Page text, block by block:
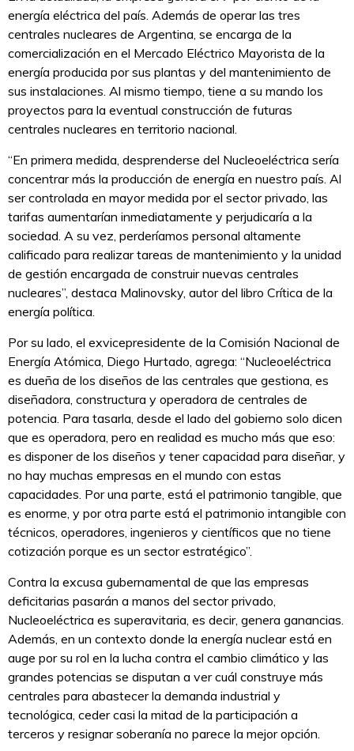
energía eléctrica del país. Además de operar las tres
centrales nucleares de Argentina, se encarga de la
comercialización en el Mercado Eléctrico Mayorista de la
energía producida por sus plantas y del mantenimiento de
sus instalaciones. Al mismo tiempo, tiene a su mando los
proyectos para la eventual construcción de futuras
centrales nucleares en territorio nacional.
“En primera medida, desprenderse del Nucleoeléctrica sería
concentrar más la producción de energía en nuestro país. Al
ser controlada en mayor medida por el sector privado, las
tarifas aumentarían inmediatamente y perjudicaría a la
sociedad. A su vez, perderíamos personal altamente
calificado para realizar tareas de mantenimiento y la unidad
de gestión encargada de construir nuevas centrales
nucleares”, destaca Malinovsky, autor del libro Crítica de la
energía política.
Por su lado, el exvicepresidente de la Comisión Nacional de
Energía Atómica, Diego Hurtado, agrega: “Nucleoeléctrica
es dueña de los diseños de las centrales que gestiona, es
diseñadora, constructura y operadora de centrales de
potencia. Para tasarla, desde el lado del gobierno solo dicen
que es operadora, pero en realidad es mucho más que eso:
es disponer de los diseños y tener capacidad para diseñar, y
no hay muchas empresas en el mundo con estas
capacidades. Por una parte, está el patrimonio tangible, que
es enorme, y por otra parte está el patrimonio intangible con
técnicos, operadores, ingenieros y científicos que no tiene
cotización porque es un sector estratégico”.
Contra la excusa gubernamental de que las empresas
deficitarias pasarán a manos del sector privado,
Nucleoeléctrica es superavitaria, es decir, genera ganancias.
Además, en un contexto donde la energía nuclear está en
auge por su rol en la lucha contra el cambio climático y las
grandes potencias se disputan a ver cuál construye más
centrales para abastecer la demanda industrial y
tecnológica, ceder casi la mitad de la participación a
terceros y resignar soberanía no parece la mejor opción.